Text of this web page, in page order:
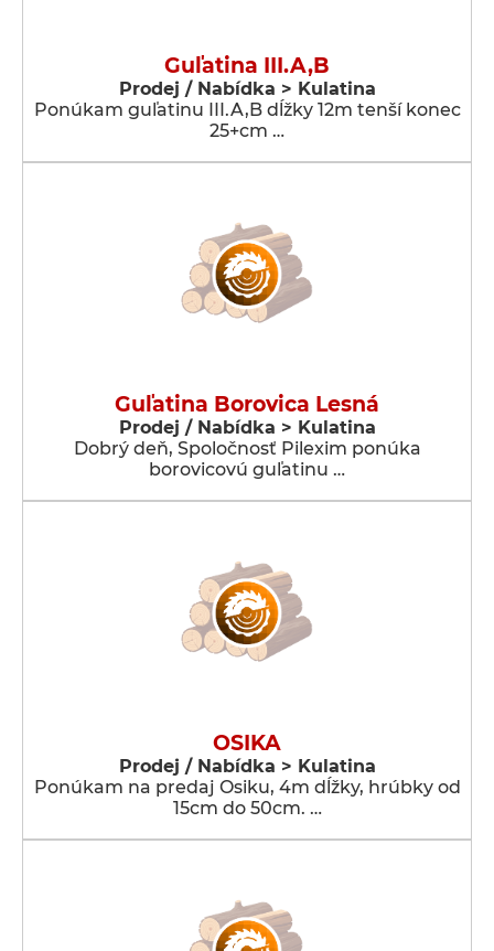
Guľatina III.A,B
Prodej / Nabídka > Kulatina
Ponúkam guľatinu III.A,B dĺžky 12m tenší konec
25+cm …
Guľatina Borovica Lesná
Prodej / Nabídka > Kulatina
Dobrý deň, Spoločnosť Pilexim ponúka
borovicovú guľatinu …
OSIKA
Prodej / Nabídka > Kulatina
Ponúkam na predaj Osiku, 4m dĺžky, hrúbky od
15cm do 50cm. …